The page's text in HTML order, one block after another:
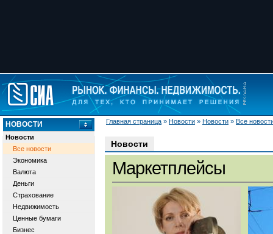
Главная страница » Новости » Новости » Все
НОВОСТИ
Новости
Все новости
Экономика
Валюта
Деньги
Страхование
Недвижимость
Ценные бумаги
Бизнес
Новости
Маркетплейсы